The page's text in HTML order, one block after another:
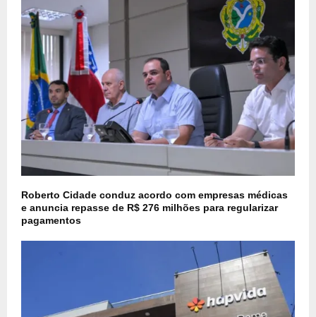
Roberto Cidade conduz acordo com empresas médicas
e anuncia repasse de R$ 276 milhões para regularizar
pagamentos